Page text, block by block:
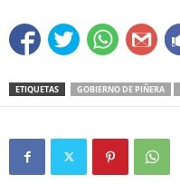
ETIQUETAS GOBIERNO DE PIÑERA